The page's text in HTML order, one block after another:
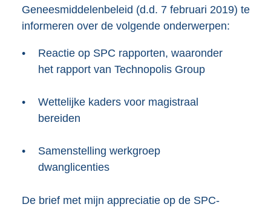
Geneesmiddelenbeleid (d.d. 7 februari 2019) te
informeren over de volgende onderwerpen:
•
Reactie op SPC rapporten, waaronder
het rapport van Technopolis Group
•
Wettelijke kaders voor magistraal
bereiden
•
Samenstelling werkgroep
dwanglicenties
De brief met mijn appreciatie op de SPC-